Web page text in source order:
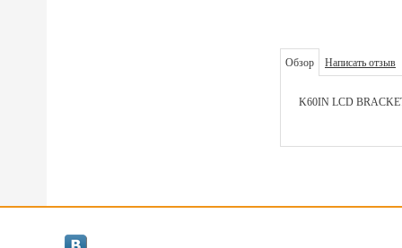
Обзор Написать отзыв
K60IN LCD